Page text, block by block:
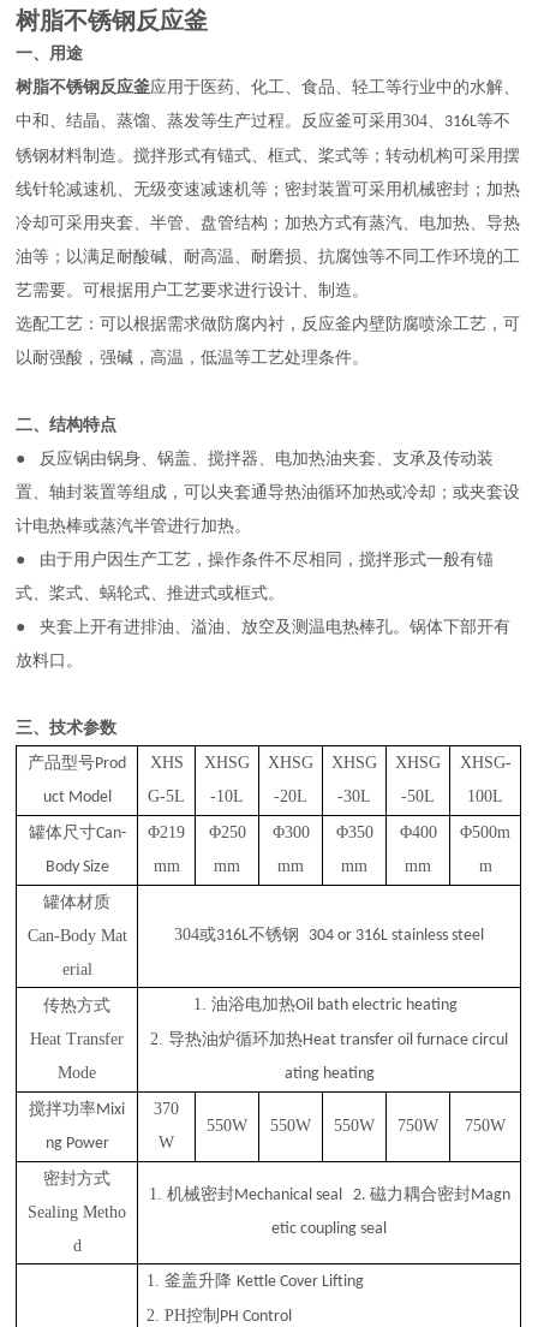
树脂不锈钢反应釜
一、用途
树脂不锈钢反应釜应用于医药、化工、食品、轻工等行业中的水解、
中和、结晶、蒸馏、蒸发等生产过程。反应釜可采用304、 316L等不
锈钢材料制造。搅拌形式有锚式、框式、桨式等；转动机构可采用摆
线针轮减速机、无级变速减速机等；密封装置可采用机械密封；加热
冷却可采用夹套、半管、盘管结构；加热方式有蒸汽、电加热、导热
油等；以满足耐酸碱、耐高温、耐磨损、抗腐蚀等不同工作环境的工
艺需要。可根据用户工艺要求进行设计、制造。
选配工艺：可以根据需求做防腐内衬，反应釜内壁防腐喷涂工艺，可
以耐强酸，强碱，高温，低温等工艺处理条件。
二、结构特点
● 反应锅由锅身、锅盖、搅拌器、电加热油夹套、支承及传动装
置、轴封装置等组成，可以夹套通导热油循环加热或冷却；或夹套设
计电热棒或蒸汽半管进行加热。
● 由于用户因生产工艺，操作条件不尽相同，搅拌形式一般有锚
式、桨式、蜗轮式、推进式或框式。
● 夹套上开有进排油、溢油、放空及测温电热棒孔。锅体下部开有
放料口。
三、技术参数
产品型号Prod
uct Model
XHS
G-5L
XHSG
-10L
XHSG
-20L
XHSG
-30L
XHSG
-50L
XHSG-
100L
罐体尺寸Can-
Body Size
Φ219
mm
Φ250
mm
Φ300
mm
Φ350
mm
Φ400
mm
Φ500m
m
罐体材质
Can-Body Mat
erial
304或316L不锈钢 304 or 316L stainless steel
传热方式
Heat Transfer
Mode
1.油浴电加热Oil bath electric heating
2. 导热油炉循环加热Heat transfer oil furnace circul
ating heating
搅拌功率Mixi
ng Power
370
W
550W 550W 550W 750W 750W
密封方式
Sealing Metho
d
1. 机械密封Mechanical seal 2. 磁力耦合密封Magn
etic coupling seal
1.釜盖升降Kettle Cover Lifting
2.PH控制 PH Control